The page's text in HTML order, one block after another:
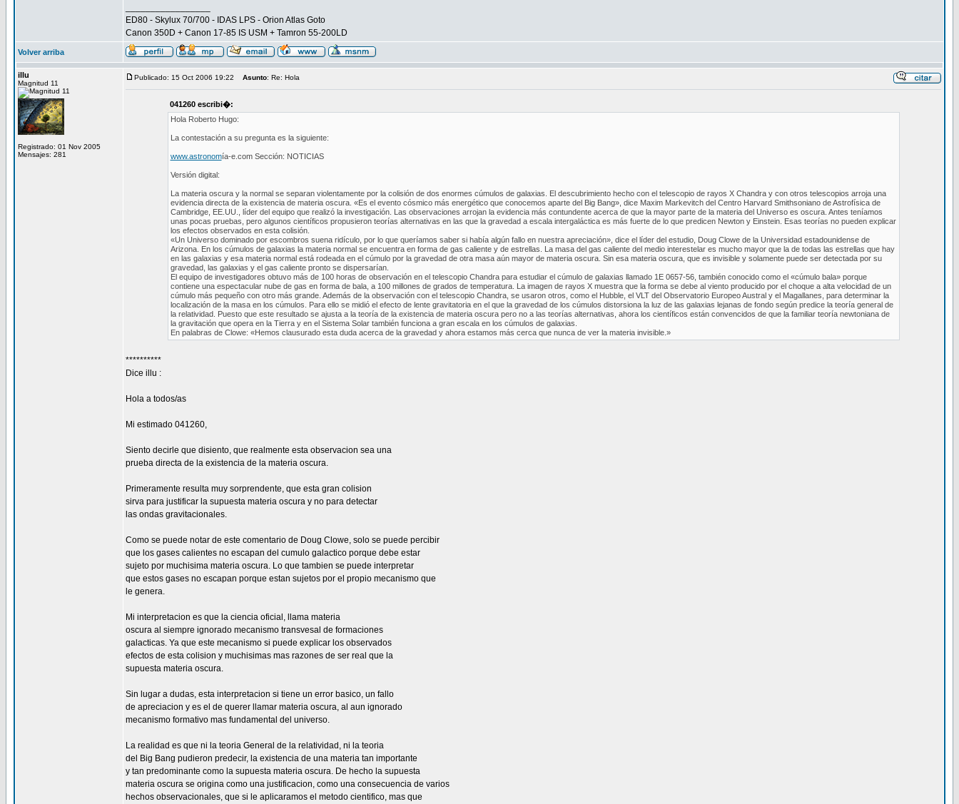
ED80 - Skylux 70/700 - IDAS LPS - Orion Atlas Goto
Canon 350D + Canon 17-85 IS USM + Tamron 55-200LD
Volver arriba
illu
Magnitud 11
Registrado: 01 Nov 2005
Mensajes: 281
Publicado: 15 Oct 2006 19:22 Asunto: Re: Hola
041260 escribi�:
Hola Roberto Hugo:
La contestación a su pregunta es la siguiente:
www.astronomía-e.com Sección: NOTICIAS
Versión digital:
La materia oscura y la normal se separan violentamente por la colisión de dos enormes cúmulos de galaxias. El descubrimiento hecho con el telescopio de rayos X Chandra y con otros telescopios arroja una
evidencia directa de la existencia de materia oscura. «Es el evento cósmico más energético que conocemos aparte del Big Bang», dice Maxim Markevitch del Centro Harvard Smithsoniano de Astrofísica de
Cambridge, EE.UU., líder del equipo que realizó la investigación. Las observaciones arrojan la evidencia más contundente acerca de que la mayor parte de la materia del Universo es oscura. Antes teníamos
unas pocas pruebas, pero algunos científicos propusieron teorías alternativas en las que la gravedad a escala intergaláctica es más fuerte de lo que predicen Newton y Einstein. Esas teorías no pueden explicar
los efectos observados en esta colisión.
«Un Universo dominado por escombros suena ridículo, por lo que queríamos saber si había algún fallo en nuestra apreciación», dice el líder del estudio, Doug Clowe de la Universidad estadounidense de
Arizona. En los cúmulos de galaxias la materia normal se encuentra en forma de gas caliente y de estrellas. La masa del gas caliente del medio interestelar es mucho mayor que la de todas las estrellas que hay
en las galaxias y esa materia normal está rodeada en el cúmulo por la gravedad de otra masa aún mayor de materia oscura. Sin esa materia oscura, que es invisible y solamente puede ser detectada por su
gravedad, las galaxias y el gas caliente pronto se dispersarían.
El equipo de investigadores obtuvo más de 100 horas de observación en el telescopio Chandra para estudiar el cúmulo de galaxias llamado 1E 0657-56, también conocido como el «cúmulo bala» porque
contiene una espectacular nube de gas en forma de bala, a 100 millones de grados de temperatura. La imagen de rayos X muestra que la forma se debe al viento producido por el choque a alta velocidad de un
cúmulo más pequeño con otro más grande. Además de la observación con el telescopio Chandra, se usaron otros, como el Hubble, el VLT del Observatorio Europeo Austral y el Magallanes, para determinar la
localización de la masa en los cúmulos. Para ello se midió el efecto de lente gravitatoria en el que la gravedad de los cúmulos distorsiona la luz de las galaxias lejanas de fondo según predice la teoría general de
la relatividad. Puesto que este resultado se ajusta a la teoría de la existencia de materia oscura pero no a las teorías alternativas, ahora los científicos están convencidos de que la familiar teoría newtoniana de
la gravitación que opera en la Tierra y en el Sistema Solar también funciona a gran escala en los cúmulos de galaxias.
En palabras de Clowe: «Hemos clausurado esta duda acerca de la gravedad y ahora estamos más cerca que nunca de ver la materia invisible.»
**********
Dice illu :
Hola a todos/as
Mi estimado 041260,
Siento decirle que disiento, que realmente esta observacion sea una
prueba directa de la existencia de la materia oscura.
Primeramente resulta muy sorprendente, que esta gran colision
sirva para justificar la supuesta materia oscura y no para detectar
las ondas gravitacionales.
Como se puede notar de este comentario de Doug Clowe, solo se puede percibir
que los gases calientes no escapan del cumulo galactico porque debe estar
sujeto por muchisima materia oscura. Lo que tambien se puede interpretar
que estos gases no escapan porque estan sujetos por el propio mecanismo que
le genera.
Mi interpretacion es que la ciencia oficial, llama materia
oscura al siempre ignorado mecanismo transvesal de formaciones
galacticas. Ya que este mecanismo si puede explicar los observados
efectos de esta colision y muchisimas mas razones de ser real que la
supuesta materia oscura.
Sin lugar a dudas, esta interpretacion si tiene un error basico, un fallo
de apreciacion y es el de querer llamar materia oscura, al aun ignorado
mecanismo formativo mas fundamental del universo.
La realidad es que ni la teoria General de la relatividad, ni la teoria
del Big Bang pudieron predecir, la existencia de una materia tan importante
y tan predominante como la supuesta materia oscura. De hecho la supuesta
materia oscura se origina como una justificacion, como una consecuencia de varios
hechos observacionales, que si le aplicaramos el metodo cientifico, mas que